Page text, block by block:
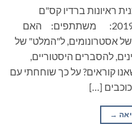
ראיונות ברדיו קס"ם
106 FM – יום רביעי ה- 3 באפריל 2019: משתתפים: האם
של אסטרונומים, ל"המלט" של
להסברים היסטוריים,
קוראים? על כך שוחחתי עם
[…]
→